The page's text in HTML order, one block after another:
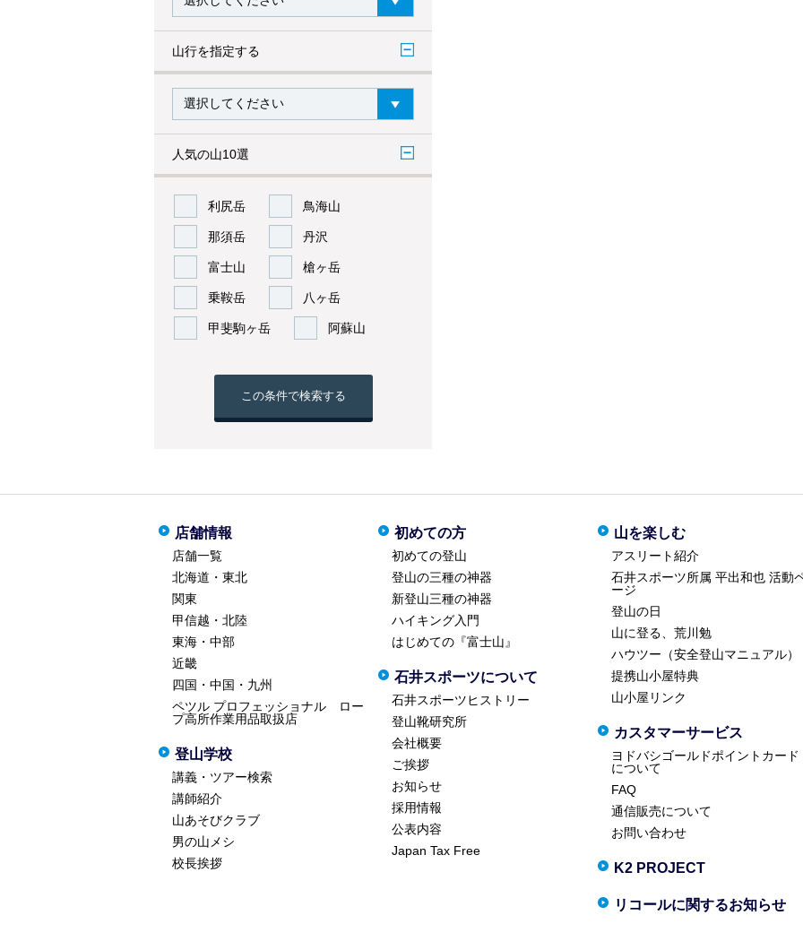
山行を指定する
人気の山10選
利尻岳 鳥海山
那須岳 丹沢
富士山 槍ヶ岳
乗鞍岳 八ヶ岳
甲斐駒ヶ岳 阿蘇山
この条件で検索する
店舗情報
店舗一覧
北海道・東北
関東
甲信越・北陸
東海・中部
近畿
四国・中国・九州
ペツル プロフェッショナル ロー
プ高所作業用品取扱店
登山学校
講義・ツアー検索
講師紹介
山あそびクラブ
男の山メシ
校長挨拶
初めての方
初めての登山
登山の三種の神器
新登山三種の神器
ハイキング入門
はじめての『富士山』
石井スポーツについて
石井スポーツヒストリー
登山靴研究所
会社概要
ご挨拶
お知らせ
採用情報
公表内容
Japan Tax Free
山を楽しむ
アスリート紹介
石井スポーツ所属 平出和也 活動
ージ
登山の日
山に登る、荒川勉
ハウツー（安全登山マニュアル）
提携山小屋特典
山小屋リンク
カスタマーサービス
ヨドバシゴールドポイントカード
について
FAQ
通信販売について
お問い合わせ
K2 PROJECT
リコールに関するお知らせ